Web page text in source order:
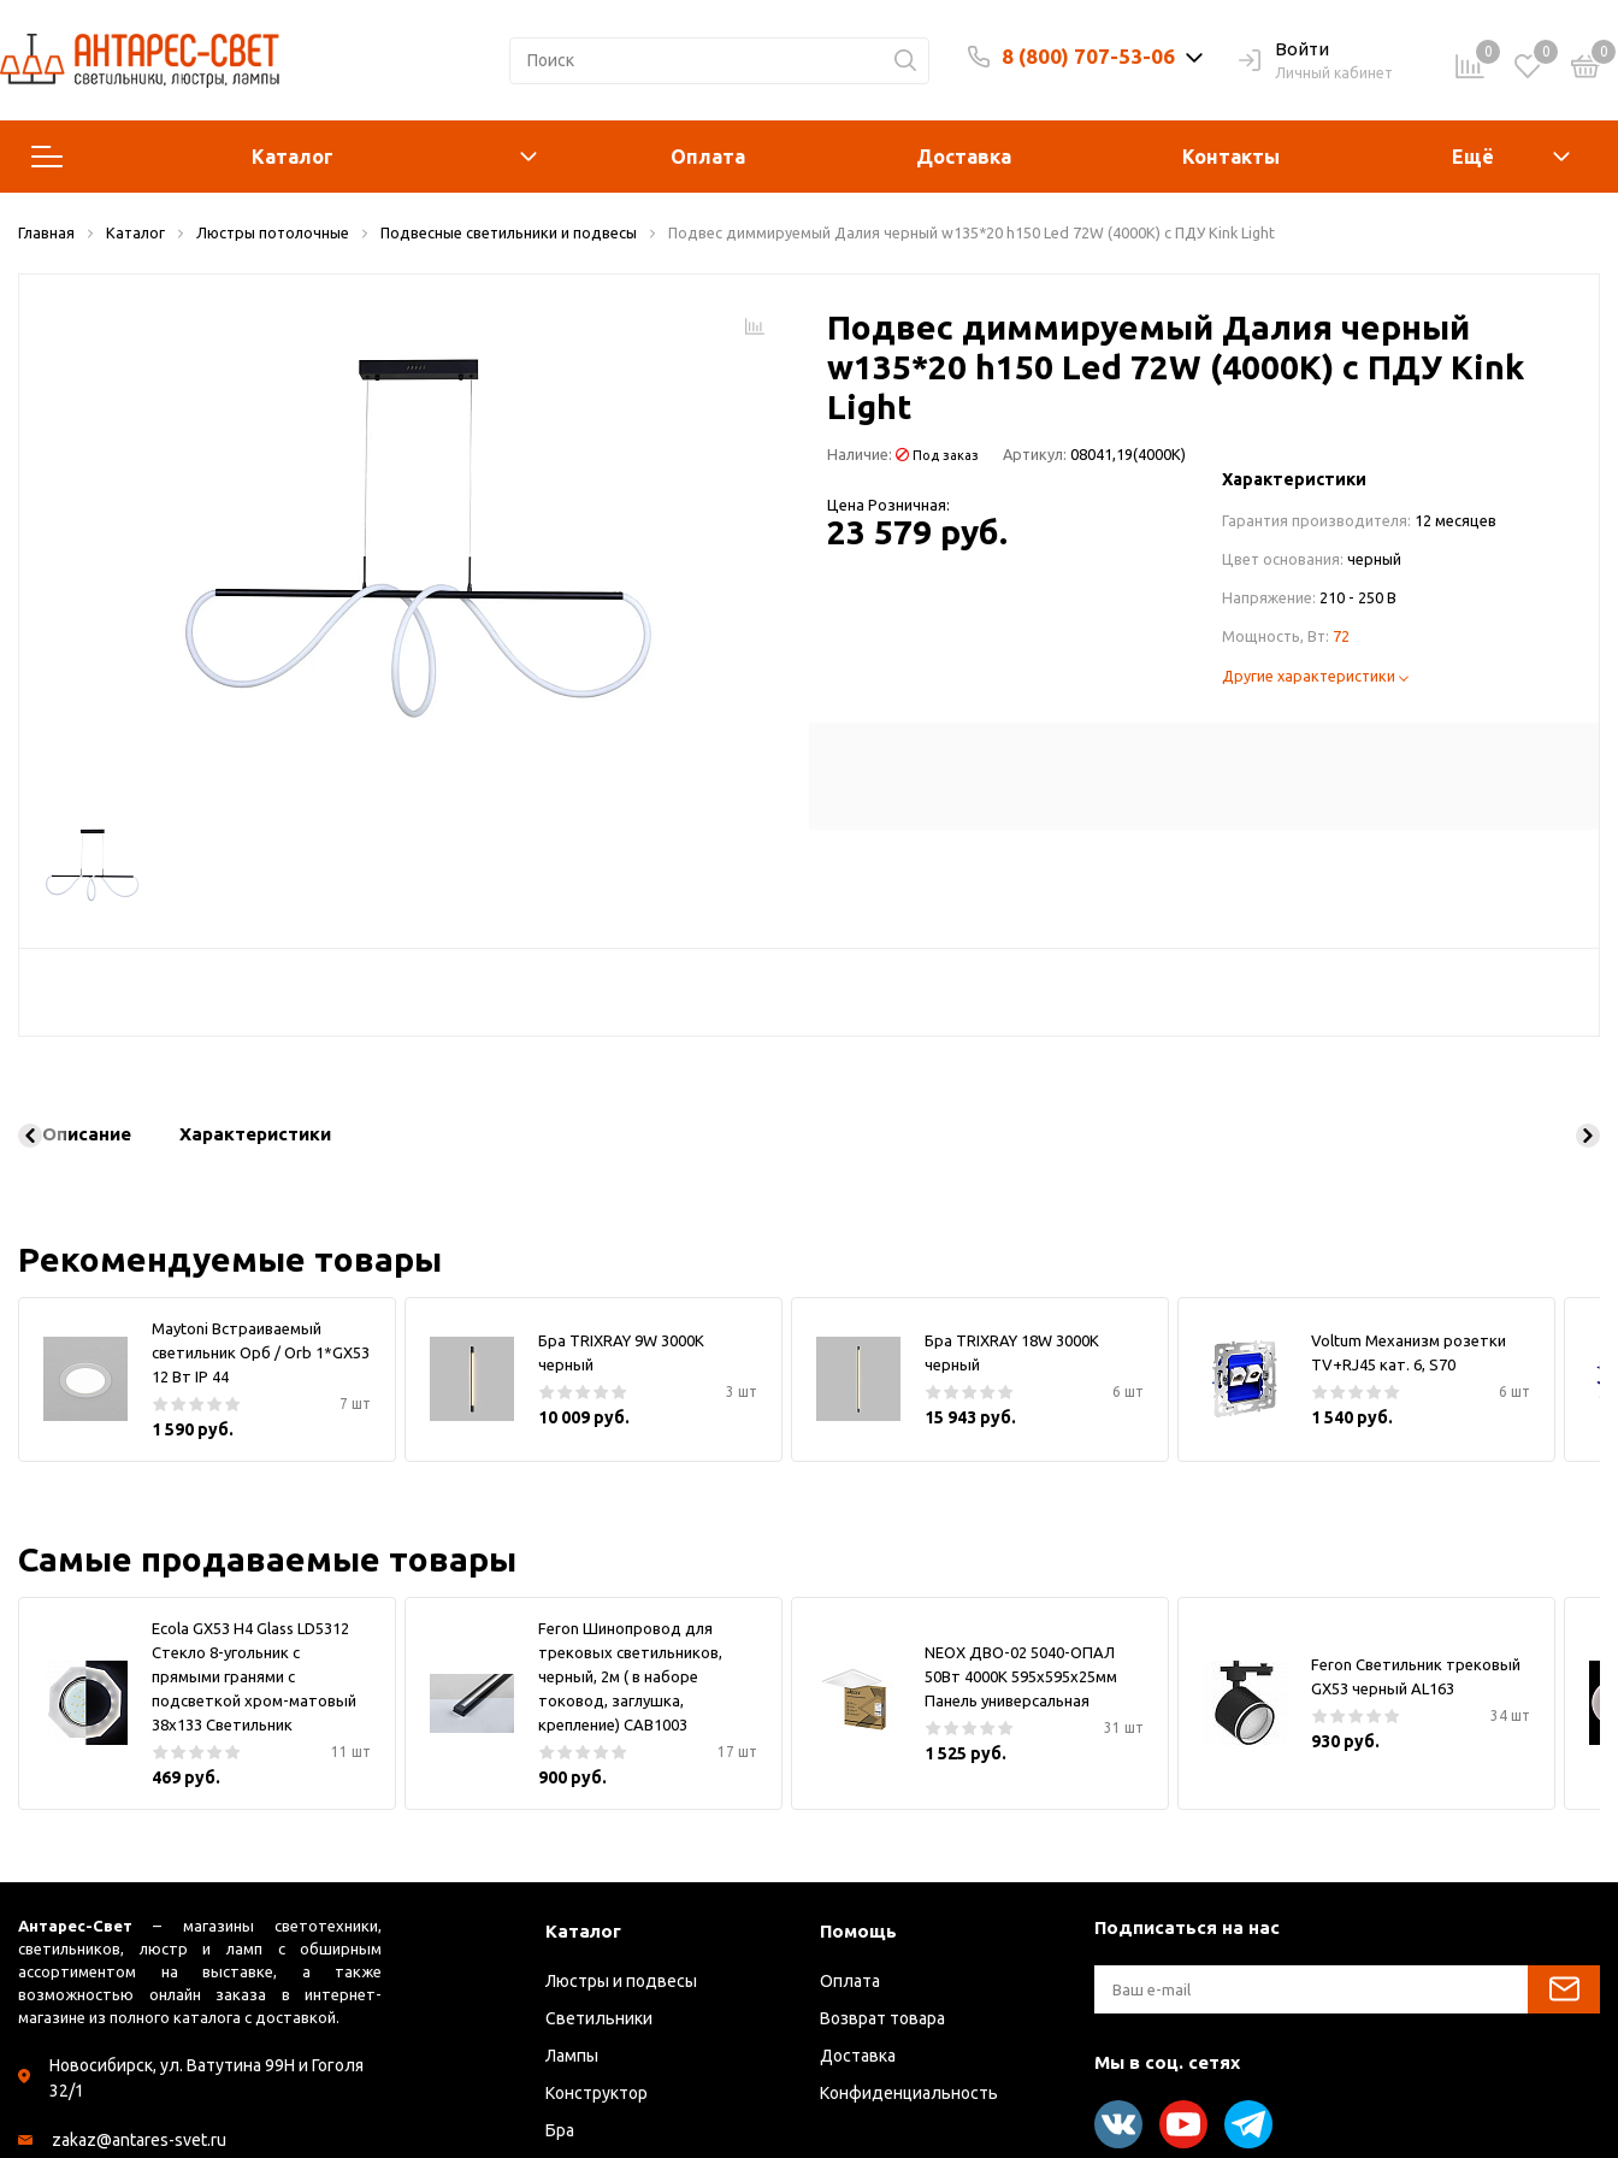
8 (800) 707-53-06 Войти
Личный кабинет
0 0 0
Каталог
Люстры и подвесы
Настольные лампы
Оплата Доставка Контакты Ещё
Главная Каталог Люстры потолочные Подвесные светильники и подвесы Подвес диммируемый Далия черный w135*20 h150 Led 72W (4000К) с ПДУ Kink Light
Подвес диммируемый Далия черный
w135*20 h150 Led 72W (4000К) с ПДУ Kink
Light
Наличие: Под заказ Артикул: 08041,19(4000K)
Цена Розничная:
23 579 руб.
Характеристики
Гарантия производителя: 12 месяцев
Цвет основания: черный
Напряжение: 210 - 250 В
Мощность, Вт: 72
Другие характеристики
Описание Характеристики
Рекомендуемые товары
Maytoni Встраиваемый
светильник Орб / Orb 1*GX53
12 Вт IP 44
7 шт
1 590 руб.
Бра TRIXRAY 9W 3000К
черный
3 шт
10 009 руб.
Бра TRIXRAY 18W 3000К
черный
6 шт
15 943 руб.
Voltum Механизм розетки
TV+RJ45 кат. 6, S70
6 шт
1 540 руб.
Самые продаваемые товары
Ecola GX53 H4 Glass LD5312
Стекло 8-угольник с
прямыми гранями с
подсветкой хром-матовый
38x133 Светильник
11 шт
469 руб.
Feron Шинопровод для
трековых светильников,
черный, 2м ( в наборе
токовод, заглушка,
крепление) CAB1003
17 шт
900 руб.
NEOX ДВО-02 5040-ОПАЛ
50Вт 4000К 595х595х25мм
Панель универсальная
31 шт
1 525 руб.
Feron Светильник трековый
GX53 черный AL163
34 шт
930 руб.
Антарес-Свет – магазины светотехники,
светильников, люстр и ламп с обширным
ассортиментом на выставке, а также
возможностью онлайн заказа в интернет-
магазине из полного каталога с доставкой.
Новосибирск, ул. Ватутина 99Н и Гоголя
32/1
zakaz@antares-svet.ru
Каталог
Люстры и подвесы
Светильники
Лампы
Конструктор
Бра
Помощь
Оплата
Возврат товара
Доставка
Конфиденциальность
Подписаться на нас
Мы в соц. сетях